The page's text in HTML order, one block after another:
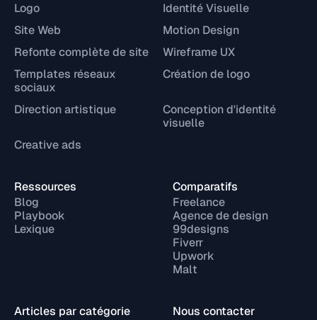
Logo
Identité Visuelle
Site Web
Motion Design
Refonte complète de site
Wireframe UX
Templates réseaux
sociaux
Création de logo
Direction artistique
Conception d'identité
visuelle
Creative ads
Ressources
Blog
Playbook
Lexique
Comparatifs
Freelance
Agence de design
99designs
Fiverr
Upwork
Malt
Articles par catégorie
Nous contacter